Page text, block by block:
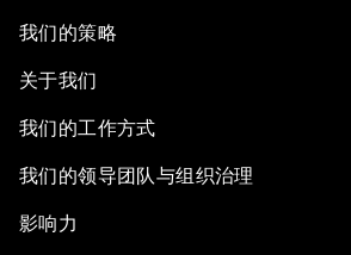
我们的策略
关于我们
我们的工作方式
我们的领导团队与组织治理
影响力